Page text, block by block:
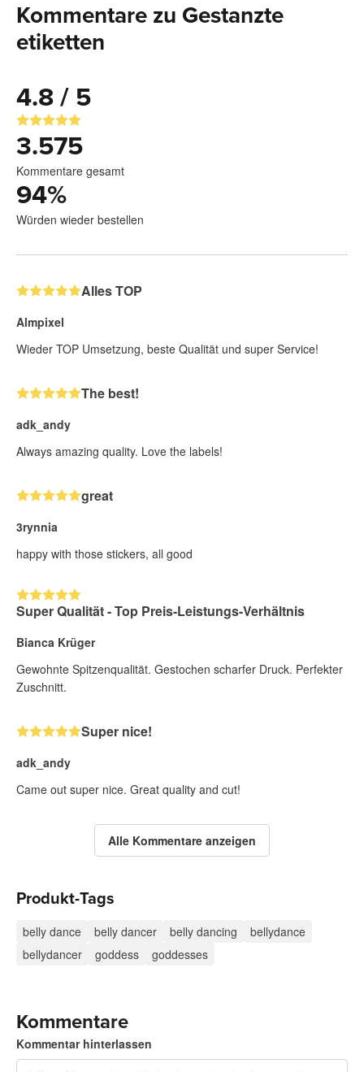
Kommentare zu Gestanzte
etiketten
4.8 / 5
3.575
Kommentare gesamt
94%
Würden wieder bestellen
Alles TOP
Almpixel
Wieder TOP Umsetzung, beste Qualität und super Service!
The best!
adk_andy
Always amazing quality. Love the labels!
great
3rynnia
happy with those stickers, all good
Super Qualität - Top Preis-Leistungs-Verhältnis
Bianca Krüger
Gewohnte Spitzenqualität. Gestochen scharfer Druck. Perfekter
Zuschnitt.
Super nice!
adk_andy
Came out super nice. Great quality and cut!
Alle Kommentare anzeigen
Produkt-Tags
belly dance belly dancer belly dancing
bellydance
bellydancer
goddess goddesses
Kommentare
Kommentar hinterlassen